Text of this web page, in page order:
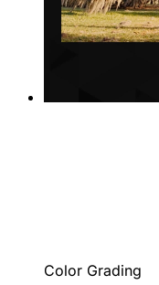
Color Grading